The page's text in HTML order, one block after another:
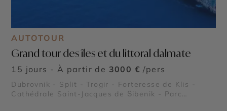
AUTOTOUR
Grand tour des îles et du littoral dalmate
15 jours - À partir de 3000 € /pers
Dubrovnik - Split - Trogir - Forteresse de Klis -
Cathédrale Saint-Jacques de Šibenik - Parc